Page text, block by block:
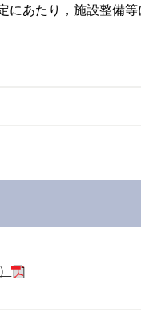
あたり，施設整備